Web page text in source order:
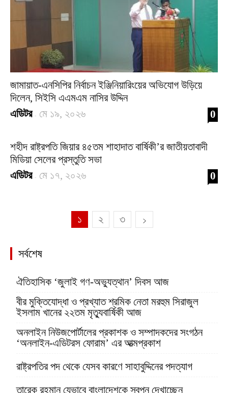
জামায়াত-এনসিপির নির্বাচন ইঞ্জিনিয়ারিংয়ের অভিযোগ উড়িয়ে
দিলেন, সিইসি এএমএম নাসির উদ্দিন
এডিটর - মে ১৯, ২০২৬ 0
শহীদ রাষ্ট্রপতি জিয়ার ৪৫তম শাহাদাত বার্ষিকী’র জাতীয়তাবাদী
মিডিয়া সেলের প্রস্তুতি সভা
এডিটর - মে ১৭, ২০২৬ 0
১ ২ ৩
সর্বশেষ
ঐতিহাসিক ‘জুলাই গণ-অভ্যুত্থান’ দিবস আজ
বীর মুক্তিযোদ্ধা ও প্রখ্যাত শ্রমিক নেতা মরহুম সিরাজুল
ইসলাম খানের ২২তম মৃত্যুবার্ষিকী আজ
অনলাইন নিউজপোর্টালের প্রকাশক ও সম্পাদকদের সংগঠন
‘অনলাইন-এডিটরস ফোরাম’ এর আত্মপ্রকাশ
রাষ্ট্রপতির পদ থেকে যেসব কারণে সাহাবুদ্দিনের পদত্যাগ
তারেক রহমান যেভাবে বাংলাদেশকে স্বপ্ন দেখাচ্ছেন